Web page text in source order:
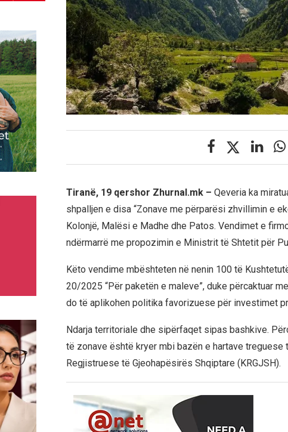
Tiranë, 19 qershor Zhurnal.mk – Qeveria ka
shpalljen e disa “Zonave me përparësi zhvillimin e
Kolonjë, Malësi e Madhe dhe Patos. Vendimet e
ndërmarrë me propozimin e Ministrit të Shtetit për
Këto vendime mbështeten në nenin 100 të
20/2025 “Për paketën e maleve”, duke përcaktuar
do të aplikohen politika favorizuese për investimet
Ndarja territoriale dhe sipërfaqet sipas bashkive.
të zonave është kryer mbi bazën e hartave
Regjistruese të Gjeohapësirës Shqiptare (KRGJSH).